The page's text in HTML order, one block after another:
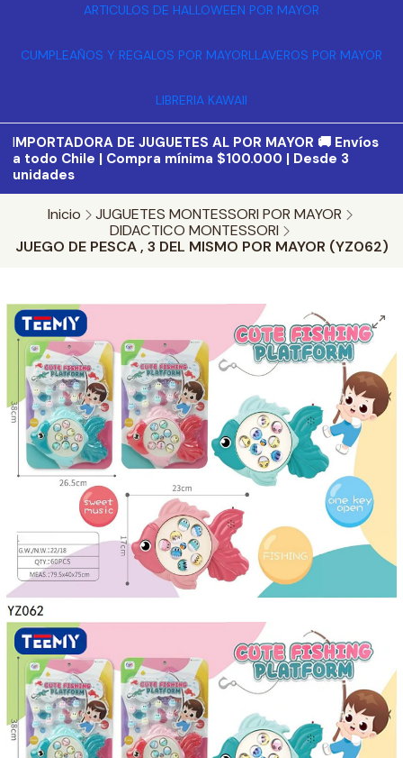
ARTICULOS DE HALLOWEEN POR MAYOR
CUMPLEAÑOS Y REGALOS POR MAYORLLAVEROS POR MAYOR
LIBRERIA KAWAII
IMPORTADORA DE JUGUETES AL POR MAYOR 🚚 Envíos
a todo Chile | Compra mínima $100.000 | Desde 3
unidades
Inicio
JUGUETES MONTESSORI POR MAYOR
DIDACTICO MONTESSORI
JUEGO DE PESCA , 3 DEL MISMO POR MAYOR (YZ062)